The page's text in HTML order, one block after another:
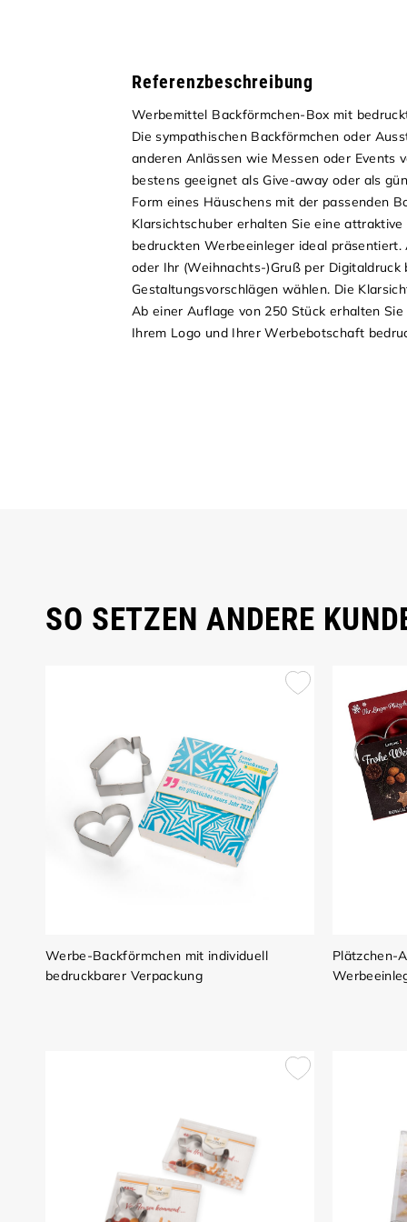
Referenzbeschreibung
Werbemittel Backförmchen-Box mit
Die sympathischen Backförmchen oder
anderen Anlässen wie Messen oder Events
bestens geeignet als Give-away oder als
Form eines Häuschens mit der passenden
Klarsichtschuber erhalten Sie eine
bedruckten Werbeeinleger ideal
oder Ihr (Weihnachts-)Gruß per
Gestaltungsvorschlägen wählen. Die
Ab einer Auflage von 250 Stück erhalten
Ihrem Logo und Ihrer Werbebotschaft
SO SETZEN ANDERE
Werbe-Backförmchen mit individuell
bedruckbarer Verpackung
Plätzchen-